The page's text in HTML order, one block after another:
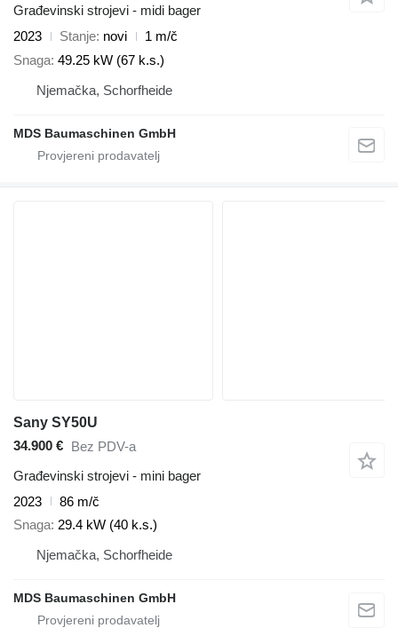
Građevinski strojevi - midi bager
2023
Stanje novi
1 m/č
Snaga 49.25 kW (67 k.s.)
Njemačka, Schorfheide
MDS Baumaschinen GmbH
Sany SY50U
34.900 € Bez PDV-a
Građevinski strojevi - mini bager
2023
86 m/č
Snaga 29.4 kW (40 k.s.)
Njemačka, Schorfheide
MDS Baumaschinen GmbH